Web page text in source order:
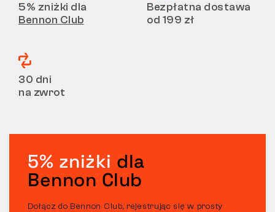
5% zniżki dla
Bennon Club
Bezpłatna dostawa
od 199 zł
30 dni
na zwrot
5% zniżki dla
Bennon Club
Dołącz do Bennon Club, rejestrując się w prosty